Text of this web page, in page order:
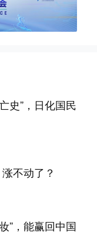
史”，日化国民
不动了？
”，能赢回中国